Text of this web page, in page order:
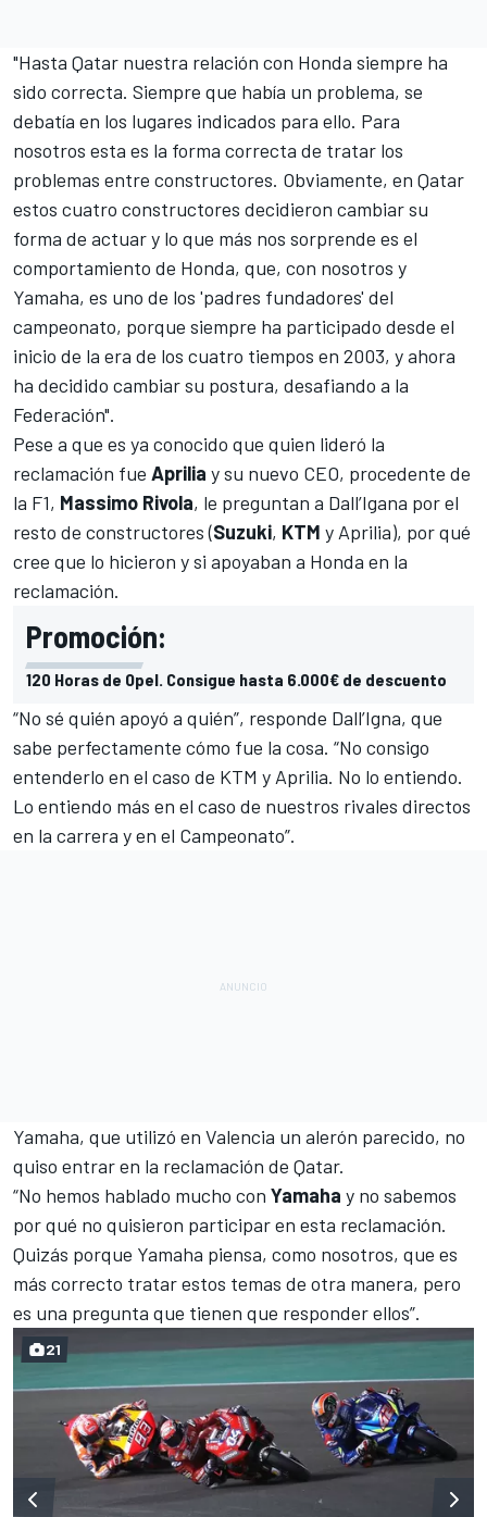
"Hasta Qatar nuestra relación con Honda siempre ha
sido correcta. Siempre que había un problema, se
debatía en los lugares indicados para ello. Para
nosotros esta es la forma correcta de tratar los
problemas entre constructores. Obviamente, en Qatar
estos cuatro constructores decidieron cambiar su
forma de actuar y lo que más nos sorprende es el
comportamiento de Honda, que, con nosotros y
Yamaha, es uno de los 'padres fundadores' del
campeonato, porque siempre ha participado desde el
inicio de la era de los cuatro tiempos en 2003, y ahora
ha decidido cambiar su postura, desafiando a la
Federación".
Pese a que es ya conocido que quien lideró la
reclamación fue Aprilia y su nuevo CEO, procedente de
la F1, Massimo Rivola, le preguntan a Dall’Igana por el
resto de constructores (Suzuki, KTM y Aprilia), por qué
cree que lo hicieron y si apoyaban a Honda en la
reclamación.
Promoción:
120 Horas de Opel. Consigue hasta 6.000€ de descuento
“No sé quién apoyó a quién”, responde Dall’Igna, que
sabe perfectamente cómo fue la cosa. “No consigo
entenderlo en el caso de KTM y Aprilia. No lo entiendo.
Lo entiendo más en el caso de nuestros rivales directos
en la carrera y en el Campeonato”.
Yamaha, que utilizó en Valencia un alerón parecido, no
quiso entrar en la reclamación de Qatar.
“No hemos hablado mucho con Yamaha y no sabemos
por qué no quisieron participar en esta reclamación.
Quizás porque Yamaha piensa, como nosotros, que es
más correcto tratar estos temas de otra manera, pero
es una pregunta que tienen que responder ellos”.
21